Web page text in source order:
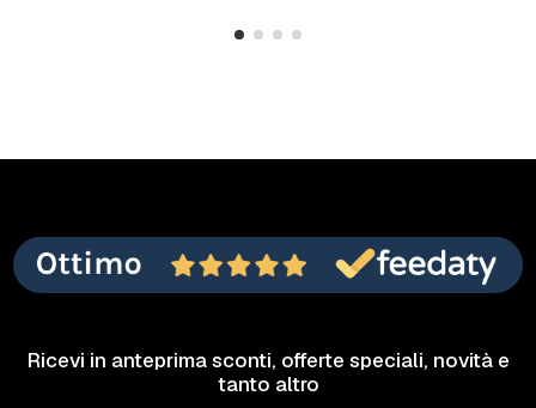
Ricevi in anteprima sconti, offerte speciali, novità e
tanto altro